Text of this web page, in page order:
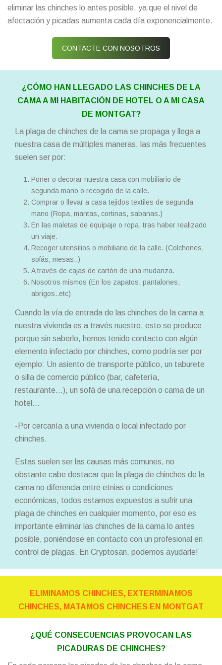
eliminar las chinches lo antes posible, ya que el nivel de
afectación y picadas aumenta cada día exponencialmente.
CONTACTE CON NOSOTROS
¿CÓMO HAN LLEGADO LAS CHINCHES DE LA
CAMA A MI HABITACIÓN DE HOTEL O A MI CASA
DE MONTGAT?
La plaga de chinches de la cama se propaga y llega a
nuestra casa de múltiples maneras, las más frecuentes
suelen ser por:
Poner o decorar nuestra casa con mobiliario de
segunda mano o recogido de la calle.
Comprar o llevar a casa tejidos textiles de segunda
mano (Ropa, mantas, cortinas, sabanas.)
En las maletas de equipaje o ropa, tras haber realizado
un viaje.
Recoger utensilios o mobiliario de la calle. (Colchones,
sofás, mesas..)
A través de cajas de cartón de una mudanza.
Nosotros mismos (En los zapatos, pantalones,
abrigos..etc)
Cuando la vía de entrada de las chinches de la cama a
nuestra vivienda es a través nuestro, esto se produce
porque sin saberlo, hemos tenido contacto con algún
elemento infectado por chinches, como podría ser por
ejemplo: Un asiento de transporte público, un taburete
o silla de comercio público (bar, cafetería,
restaurante…), un sofá de una recepción o cama de un
hotel…
-Por cercanía a una vivienda o local infectado por
chinches.
Estas suelen ser las causas más comunes, no
obstante cabe destacar que la plaga de chinches de la
cama no diferencia entre etnias o condiciones
económicas, todos estamos expuestos a sufrir una
plaga de chinches en cualquier momento, por eso es
importante eliminar las chinches de la cama lo antes
posible, poniéndose en contacto con un profesional en
control de plagas. En Cryptosan, podemos ayudarle!
ELIMINAMOS CHINCHES, EXTERMINAMOS
CHINCHES, MATAMOS CHINCHES EN MONTGAT
¿QUÉ CONSECUENCIAS PROVOCAN LAS
PICADURAS DE CHINCHES?